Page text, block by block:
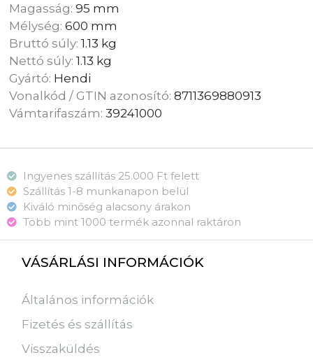
Magasság:95 mm
Mélység:600 mm
Bruttó súly:1.13 kg
Nettó súly:1.13 kg
Gyártó: Hendi
Vonalkód / GTIN azonosító:8711369880913
Vámtarifaszám:39241000
Ingyenes szállítás 25.000 Ft felett
Szállítás 1-8 munkanapon belül
Kiváló minőség alacsony árakon
Több mint 1000 termék azonnal raktáron
VÁSÁRLÁSI INFORMÁCIÓK
Általános információk
Fizetés és szállítás
Visszaküldés